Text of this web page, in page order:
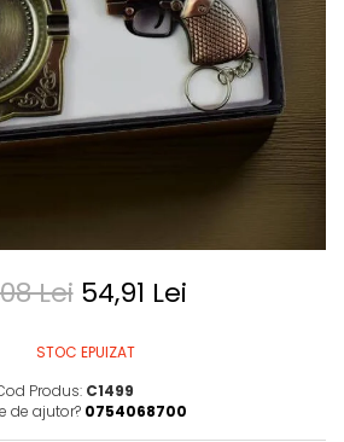
Lei 54,91 Lei
STOC EPUIZAT
Produs: C1499
de ajutor? 0754068700